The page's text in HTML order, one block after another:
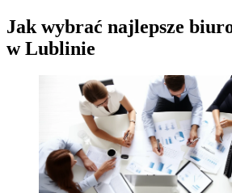
Jak wybrać najlepsze
w Lublinie